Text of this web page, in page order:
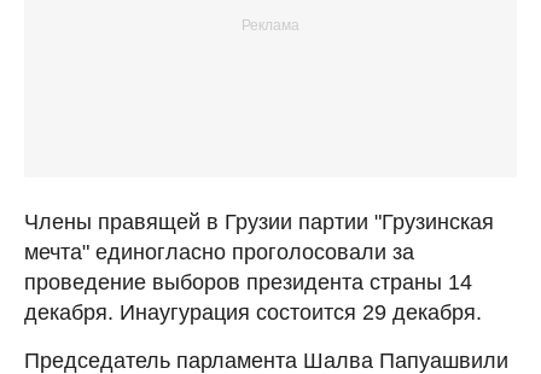
Члены правящей в Грузии партии "Грузинская
мечта" единогласно проголосовали за
проведение выборов президента страны 14
декабря. Инаугурация состоится 29 декабря.
Председатель парламента Шалва Папуашвили